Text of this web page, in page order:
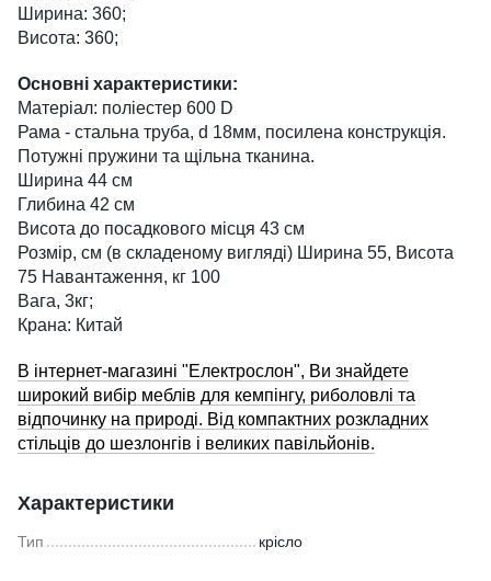
Ширина: 360;
Висота: 360;
Основні характеристики:
Матеріал: поліестер 600 D
Рама - стальна труба, d 18мм, посилена конструкція.
Потужні пружини та щільна тканина.
Ширина 44 см
Глибина 42 см
Висота до посадкового місця 43 см
Розмір, см (в складеному вигляді) Ширина 55, Висота
75 Навантаження, кг 100
Вага, 3кг;
Крана: Китай
В інтернет-магазині "Електрослон", Ви знайдете
широкий вибір меблів для кемпінгу, риболовлі та
відпочинку на природі. Від компактних розкладних
стільців до шезлонгів і великих павільйонів.
Характеристики
Тип крісло